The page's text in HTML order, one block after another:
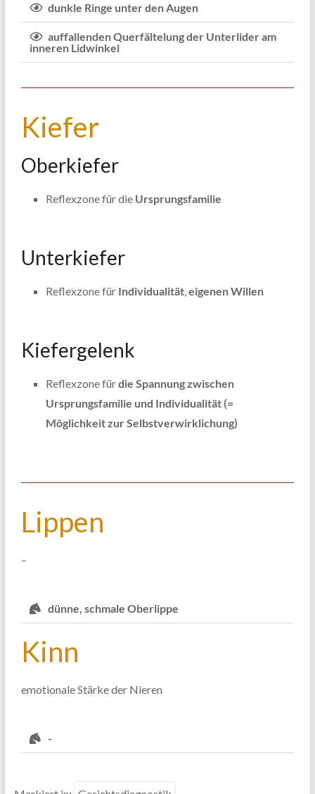
dunkle Ringe unter den Augen
auffallenden Querfältelung der Unterlider am
inneren Lidwinkel
Kiefer
Oberkiefer
Reflexzone für die Ursprungsfamilie
Unterkiefer
Reflexzone für Individualität,eigenen Willen
Kiefergelenk
Reflexzone fürdie Spannung zwischen
Ursprungsfamilie und Individualität (=
Möglichkeit zur Selbstverwirklichung)
Lippen
–
dünne, schmale Oberlippe
Kinn
emotionale Stärke der Nieren
-